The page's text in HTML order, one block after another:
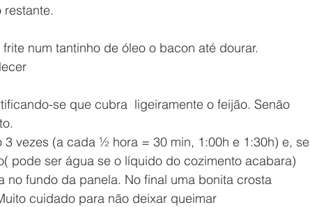
num tantinho de óleo o bacon até dourar.
se que cubra  ligeiramente o feijão. Senão
vezes (a cada ½ hora = 30 min, 1:00h e 1:30h) e, se
pode ser água se o líquido do cozimento acabara)
no fundo da panela. No final uma bonita crosta
cuidado para não deixar queimar